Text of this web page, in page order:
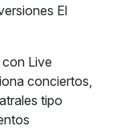
El
Live
conciertos,
tipo